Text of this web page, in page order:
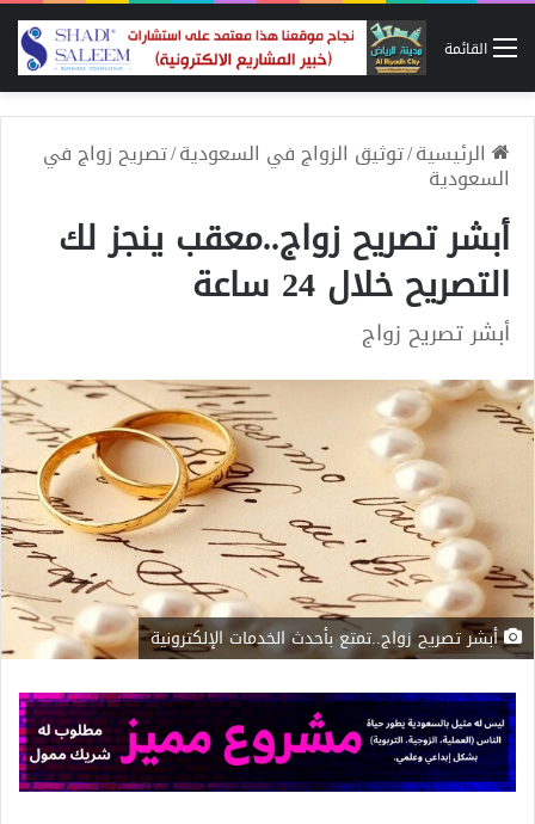
القائمة
الرئيسية/توثيق الزواج في السعودية/تصريح زواج في
السعودية
أبشر تصريح زواج..معقب ينجز لك
التصريح خلال 24 ساعة
أبشر تصريح زواج
أبشر تصريح زواج..تمتع بأحدث الخدمات الإلكترونية